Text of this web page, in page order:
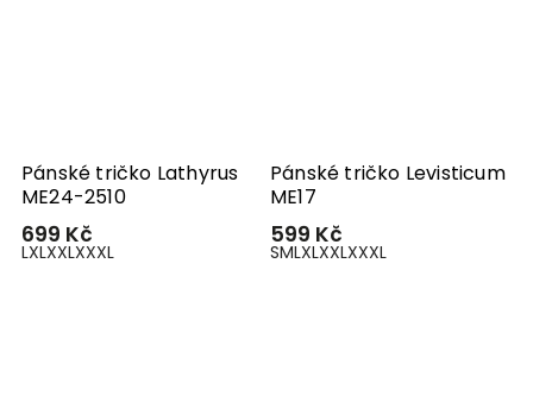
Pánské tričko Lathyrus
ME24-2510
699 Kč
LXLXXLXXXL
Pánské tričko Levisticum
ME17
599 Kč
SMLXLXXLXXXL